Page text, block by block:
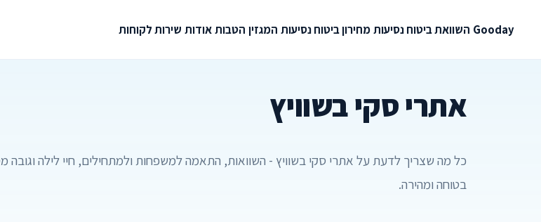
Gooday השוואת ביטוח נסיעותמחירון ביטוח נסיעות המגזין הטבותאודות שירות לקוחות
אתרי סקי בשוויץ
כל מה שצריך לדעת על אתרי סקי בשוויץ - השוואות, התאמה למשפחות ולמתחילים, חיי לילה וגובה
בטוחה ומהירה.